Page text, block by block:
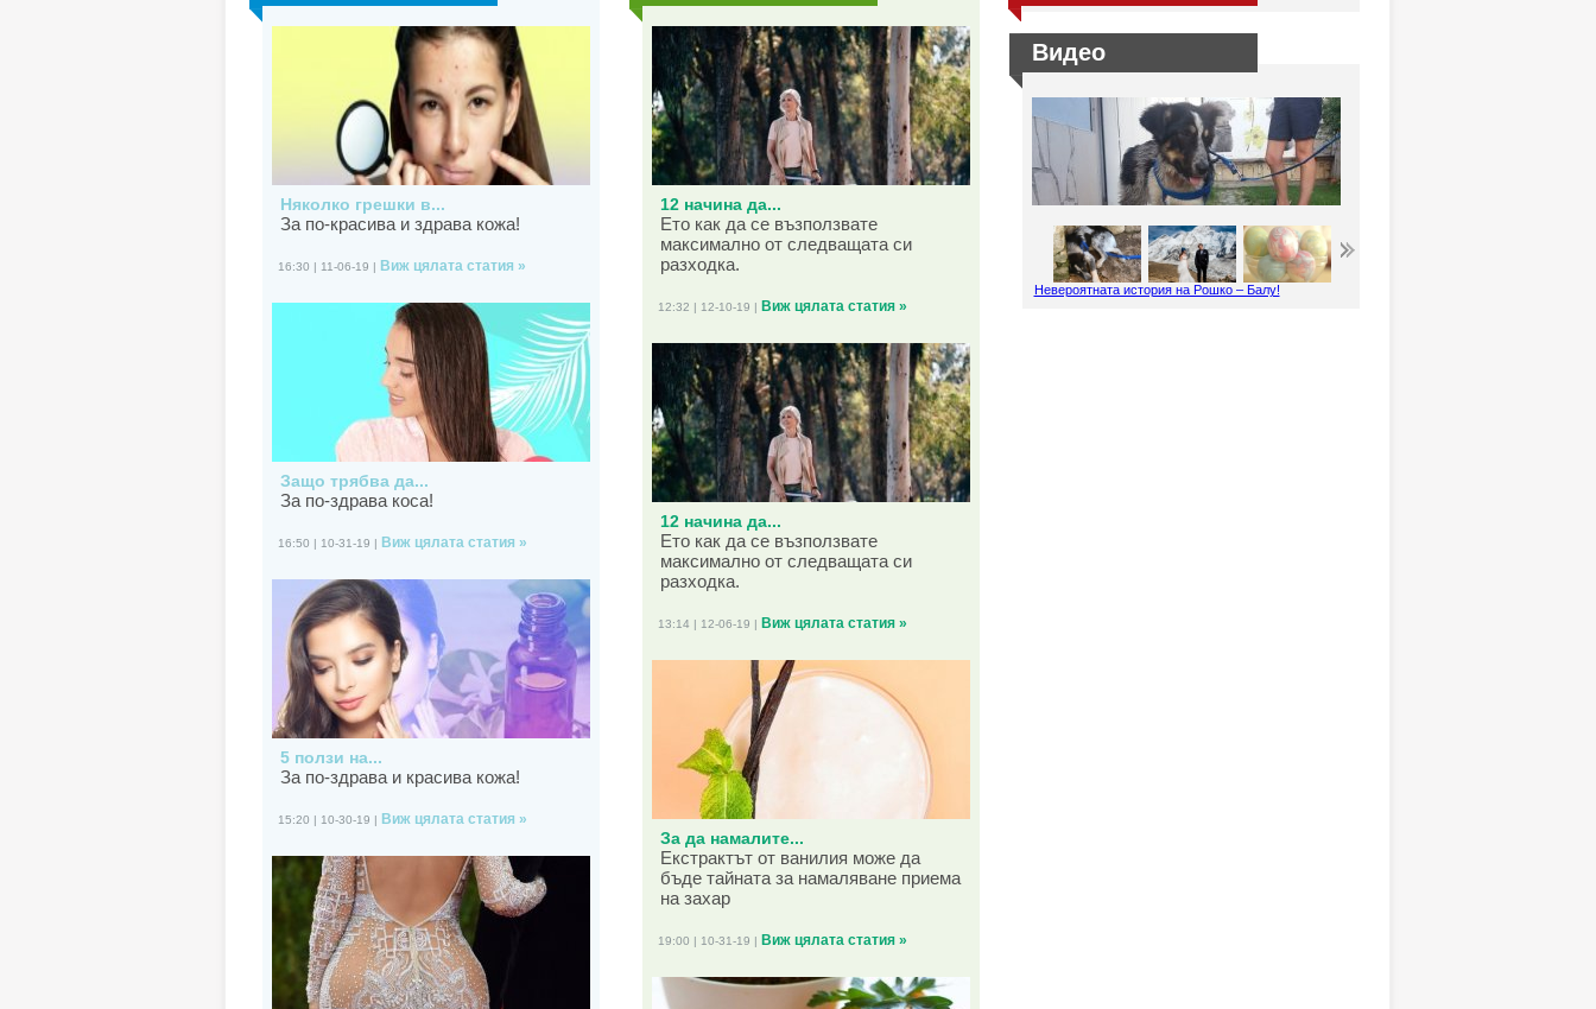
Няколко грешки в...
За по-красива и здрава кожа!
16:30 | 11-06-19 | Виж цялата статия »
Защо трябва да...
За по-здрава коса!
16:50 | 10-31-19 | Виж цялата статия »
5 ползи на...
За по-здрава и красива кожа!
15:20 | 10-30-19 | Виж цялата статия »
12 начина да...
Ето как да се възползвате
максимално от следващата си
разходка.
12:32 | 12-10-19 | Виж цялата статия »
12 начина да...
Ето как да се възползвате
максимално от следващата си
разходка.
13:14 | 12-06-19 | Виж цялата статия »
За да намалите...
Екстрактът от ванилия може да
бъде тайната за намаляване приема
на захар
19:00 | 10-31-19 | Виж цялата статия »
Видео
Невероятната история на Рошко – Балу!